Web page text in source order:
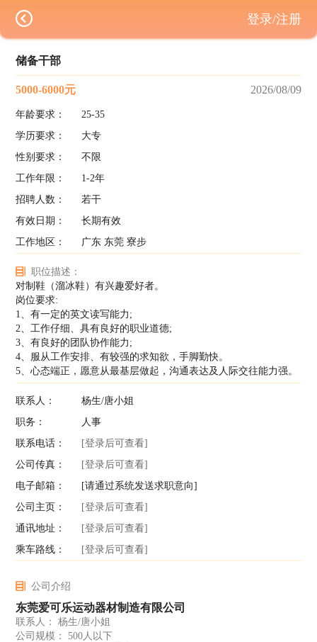
储备干部
5000-6000元 2026/08/09
年龄要求：
25-35
学历要求：
大专
性别要求：
不限
工作年限：
1-2年
招聘人数：
若干
有效日期：
长期有效
工作地区：
广东 东莞 寮步
职位描述：
对制鞋（溜冰鞋）有兴趣爱好者。
岗位要求:
1、有一定的英文读写能力;
2、工作仔细、具有良好的职业道德;
3、有良好的团队协作能力;
4、服从工作安排、有较强的求知欲，手脚勤快。
5、心态端正，愿意从最基层做起，沟通表达及人际交往能力强。
联系人：
杨生/唐小姐
职务：
人事
联系电话：
[登录后可查看]
公司传真：
[登录后可查看]
电子邮箱：
[请通过系统发送求职意向]
公司主页：
[登录后可查看]
通讯地址：
[登录后可查看]
乘车路线：
[登录后可查看]
公司介绍
东莞爱可乐运动器材制造有限公司
联系人： 杨生/唐小姐
公司规模： 500人以下
登录/注册